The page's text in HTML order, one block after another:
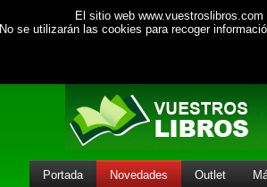
El sitio web
No se utilizarán las cookies para recoger
Portada Novedades Outlet